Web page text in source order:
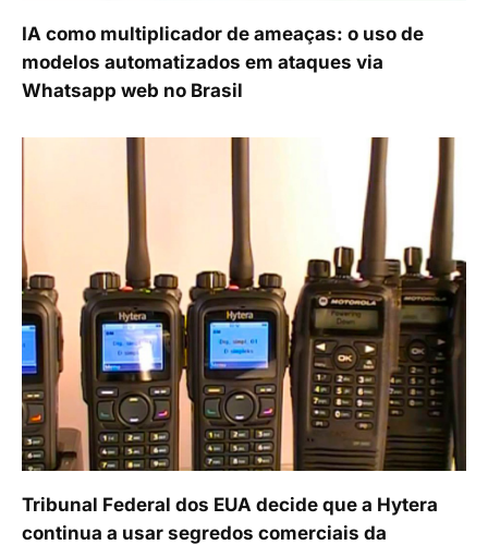
IA como multiplicador de ameaças: o uso de
modelos automatizados em ataques via
Whatsapp web no Brasil
Tribunal Federal dos EUA decide que a Hytera
continua a usar segredos comerciais da